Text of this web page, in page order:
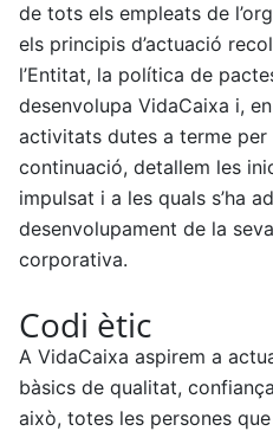
de tots els empleats de
els principis d’actuació
l’Entitat, la política de
desenvolupa VidaCaixa i,
activitats dutes a terme per
continuació, detallem les
impulsat i a les quals s’ha
desenvolupament de la
corporativa.
Codi ètic
A VidaCaixa aspirem a
bàsics de qualitat,
això, totes les persones